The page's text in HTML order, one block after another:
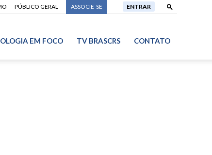
PÚBLICO GERAL ASSOCIE-SE ENTRAR
EM FOCO TV BRASCRS CONTATO